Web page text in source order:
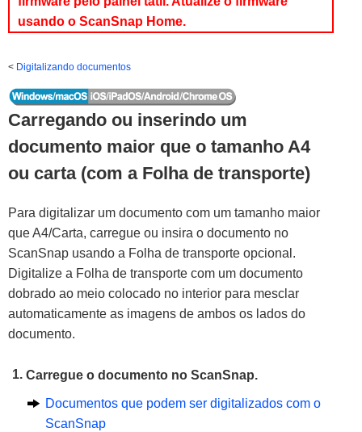
usando o ScanSnap Home.
Digitalizando documentos
Carregando ou inserindo um
documento maior que o tamanho A4
ou carta (com a Folha de transporte)
Para digitalizar um documento com um tamanho maior
que A4/Carta, carregue ou insira o documento no
ScanSnap usando a Folha de transporte opcional.
Digitalize a Folha de transporte com um documento
dobrado ao meio colocado no interior para mesclar
automaticamente as imagens de ambos os lados do
documento.
Carregue o documento no ScanSnap.
Documentos que podem ser digitalizados com o
ScanSnap